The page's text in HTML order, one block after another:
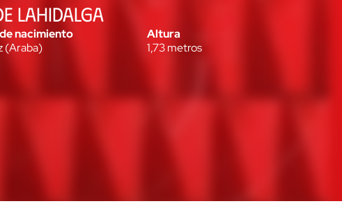
LAHIDALGA
nacimiento
(Araba)
Altura
1,73metros